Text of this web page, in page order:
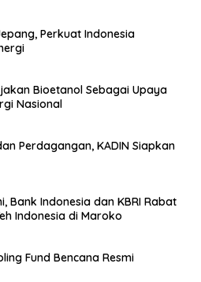
Perkuat Indonesia
Bioetanol Sebagai Upaya
Nasional
Perdagangan, KADIN Siapkan
Bank Indonesia dan KBRI Rabat
Indonesia di Maroko
Fund Bencana Resmi